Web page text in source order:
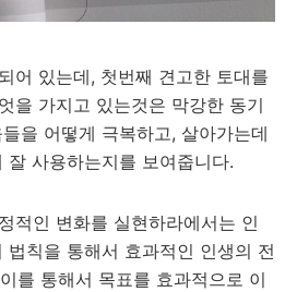
어 있는데, 첫번째 견고한 토대를
을 가지고 있는것은 막강한 동기
을 어떻게 극복하고, 살아가는데
잘 사용하는지를 보여줍니다.
적인 변화를 실현하라에서는 인
칙을 통해서 효과적인 인생의 전
를 통해서 목표를 효과적으로 이